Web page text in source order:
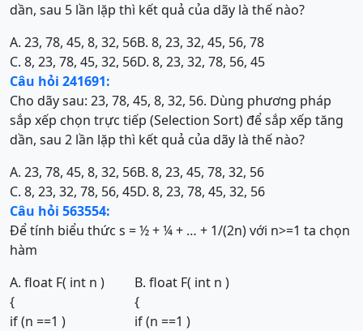
dần, sau 5 lần lặp thì kết quả của dãy là thế nào?
A. 23, 78, 45, 8, 32, 56B. 8, 23, 32, 45, 56, 78
C. 8, 23, 78, 45, 32, 56D. 8, 23, 32, 78, 56, 45
Câu hỏi 241691:
Cho dãy sau: 23, 78, 45, 8, 32, 56. Dùng phương pháp
sắp xếp chọn trực tiếp (Selection Sort) để sắp xếp tăng
dần, sau 2 lần lặp thì kết quả của dãy là thế nào?
A. 23, 78, 45, 8, 32, 56B. 8, 23, 45, 78, 32, 56
C. 8, 23, 32, 78, 56, 45D. 8, 23, 78, 45, 32, 56
Câu hỏi 563554:
Để tính biểu thức s = ½ + ¼ + … + 1/(2n) với n>=1 ta chọn
hàm
A. float F( int n )
{
if (n ==1 )
B. float F( int n )
{
if (n ==1 )